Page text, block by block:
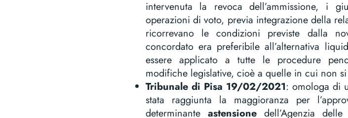
intervenuta la revoca dell’ammissione, i
operazioni di voto, previa integrazione della
ricorrevano le condizioni previste dalla
concordato era preferibile all’alternativa
essere applicato a tutte le procedure
modifiche legislative, cioè a quelle in cui non
Tribunale di Pisa 19/02/2021: omologa di
stata raggiunta la maggioranza per
determinante astensionedell’Agenzia